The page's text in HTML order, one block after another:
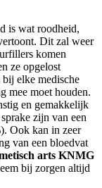
is wat roodheid,
Dit zal weer
komen
ze opgelost
elke medische
mee moet houden.
en gemakkelijk
zijn van een
Ook kan in zeer
van een bloedvat
arts KNMG
bij zorgen altijd